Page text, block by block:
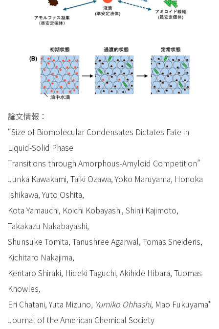
論文情報：
“Size of Biomolecular Condensates Dictates Fate in
Liquid-Solid Phase
Transitions through Amorphous-Amyloid Competition”
Junka Kawakami, Taiki Ozawa, Yoko Maruyama, Honoka
Ishikawa, Yuto Oshita,
Kota Yamauchi, Koichi Kobayashi, Shinji Kajimoto,
Takakazu Nakabayashi,
Shunsuke Tomita, Tanushree Agarwal, Tomas Sneideris,
Kichitaro Nakajima,
Kentaro Shiraki, Hideki Taguchi, Akihide Hibara, Tuomas
Knowles,
Eri Chatani, Yuta Mizuno, Yumiko Ohhashi, Mao Fukuyama*
Journal of the American Chemical Society